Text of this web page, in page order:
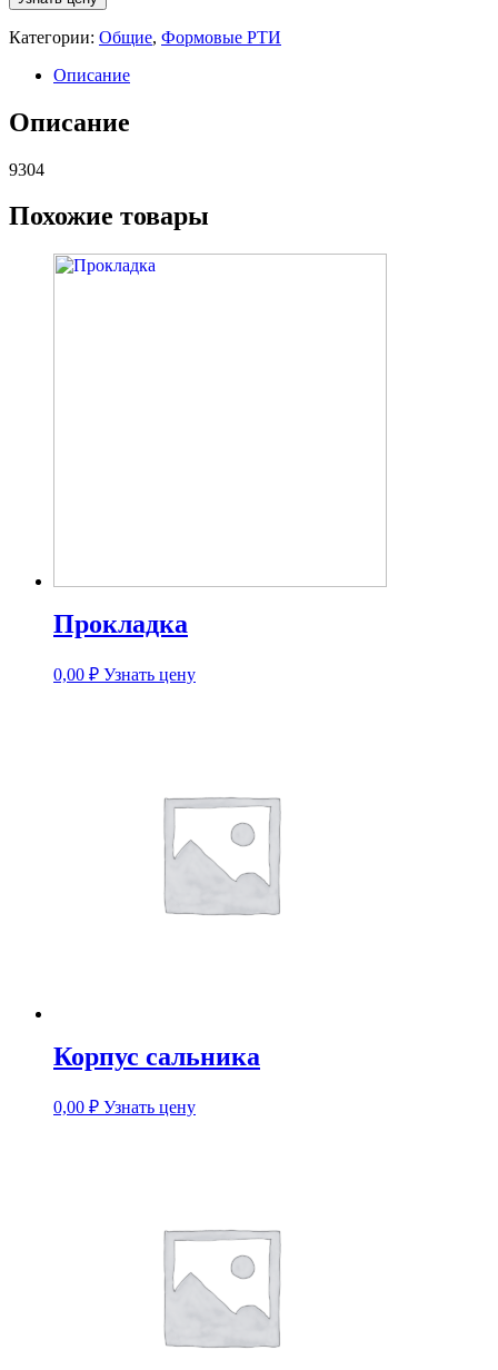
Категории: Общие, Формовые РТИ
Описание
Описание
9304
Похожие товары
Прокладка
0,00 ₽ Узнать цену
Корпус сальника
0,00 ₽ Узнать цену